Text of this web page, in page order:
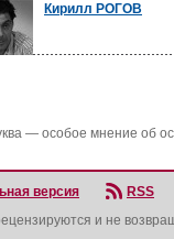
Кирилл РОГОВ
— особое мнение об
версия
RSS
и не